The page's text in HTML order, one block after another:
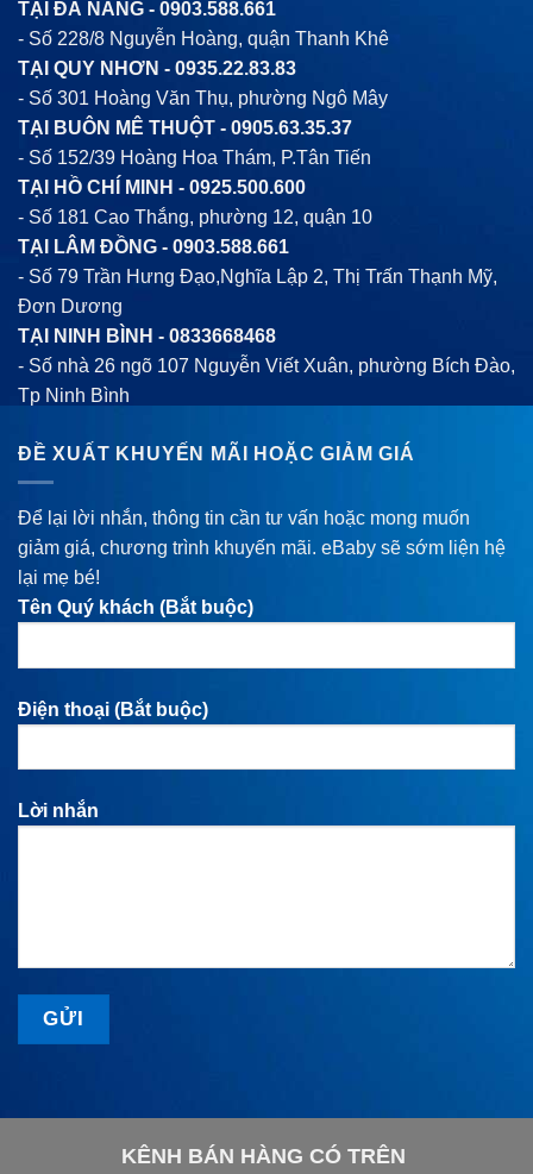
TẠI ĐÀ NẴNG - 0903.588.661
- Số 228/8 Nguyễn Hoàng, quận Thanh Khê
TẠI QUY NHƠN - 0935.22.83.83
- Số 301 Hoàng Văn Thụ, phường Ngô Mây
TẠI BUÔN MÊ THUỘT - 0905.63.35.37
- Số 152/39 Hoàng Hoa Thám, P.Tân Tiến
TẠI HỒ CHÍ MINH - 0925.500.600
- Số 181 Cao Thắng, phường 12, quận 10
TẠI LÂM ĐỒNG - 0903.588.661
- Số 79 Trần Hưng Đạo,Nghĩa Lập 2, Thị Trấn Thạnh Mỹ,
Đơn Dương
TẠI NINH BÌNH - 0833668468
- Số nhà 26 ngõ 107 Nguyễn Viết Xuân, phường Bích Đào,
Tp Ninh Bình
ĐỀ XUẤT KHUYẾN MÃI HOẶC GIẢM GIÁ
Để lại lời nhắn, thông tin cần tư vấn hoặc mong muốn
giảm giá, chương trình khuyến mãi. eBaby sẽ sớm liện hệ
lại mẹ bé!
Tên Quý khách (Bắt buộc)
Điện thoại (Bắt buộc)
Lời nhắn
KÊNH BÁN HÀNG CÓ TRÊN